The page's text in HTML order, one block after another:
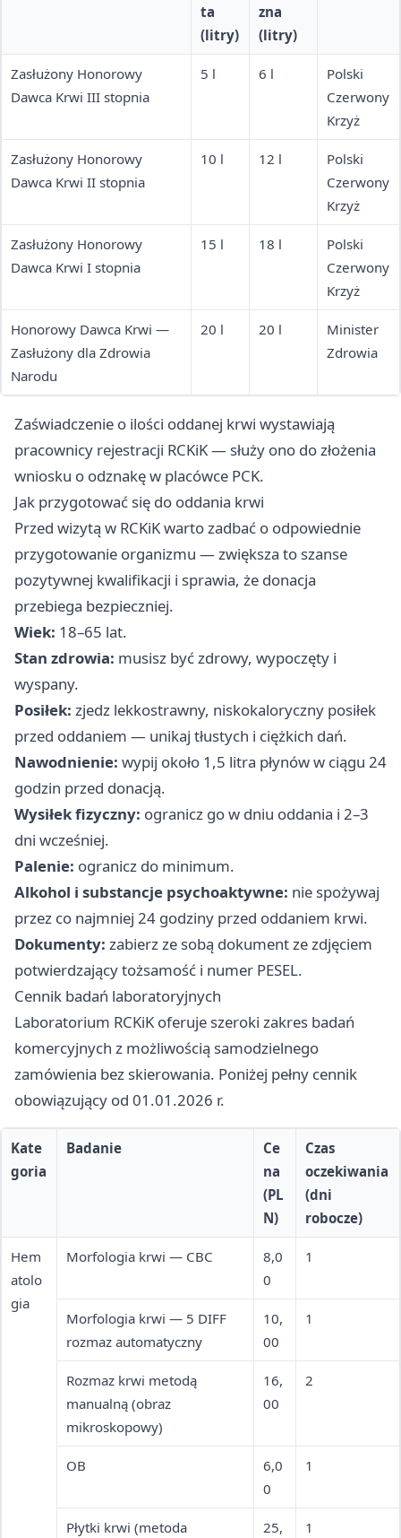
ta
(litry)
zna
(litry)
Zasłużony Honorowy
Dawca Krwi III stopnia
5 l 6 l
Polski
Czerwony
Krzyż
Zasłużony Honorowy
Dawca Krwi II stopnia
10 l 12 l
Polski
Czerwony
Krzyż
Zasłużony Honorowy
Dawca Krwi I stopnia
15 l 18 l
Polski
Czerwony
Krzyż
Honorowy Dawca Krwi —
Zasłużony dla Zdrowia
Narodu
20 l 20 l
Minister
Zdrowia
Zaświadczenie o ilości oddanej krwi wystawiają
pracownicy rejestracji RCKiK — służy ono do złożenia
wniosku o odznakę w placówce PCK.
Jak przygotować się do oddania krwi
Przed wizytą w RCKiK warto zadbać o odpowiednie
przygotowanie organizmu — zwiększa to szanse
pozytywnej kwalifikacji i sprawia, że donacja
przebiega bezpieczniej.
Wiek: 18–65 lat.
Stan zdrowia: musisz być zdrowy, wypoczęty i
wyspany.
Posiłek: zjedz lekkostrawny, niskokaloryczny posiłek
przed oddaniem — unikaj tłustych i ciężkich dań.
Nawodnienie: wypij około 1,5 litra płynów w ciągu 24
godzin przed donacją.
Wysiłek fizyczny: ogranicz go w dniu oddania i 2–3
dni wcześniej.
Palenie: ogranicz do minimum.
Alkohol i substancje psychoaktywne: nie spożywaj
przez co najmniej 24 godziny przed oddaniem krwi.
Dokumenty: zabierz ze sobą dokument ze zdjęciem
potwierdzający tożsamość i numer PESEL.
Cennik badań laboratoryjnych
Laboratorium RCKiK oferuje szeroki zakres badań
komercyjnych z możliwością samodzielnego
zamówienia bez skierowania. Poniżej pełny cennik
obowiązujący od 01.01.2026 r.
Kate
goria
Badanie
Ce
na
(PL
N)
Czas
oczekiwania
(dni
robocze)
Hem
atolo
gia
Morfologia krwi — CBC
8,0
0
1
Morfologia krwi — 5 DIFF
rozmaz automatyczny
10,
00
1
Rozmaz krwi metodą
manualną (obraz
mikroskopowy)
16,
00
2
OB
6,0
0
1
Płytki krwi (metoda
25,
1